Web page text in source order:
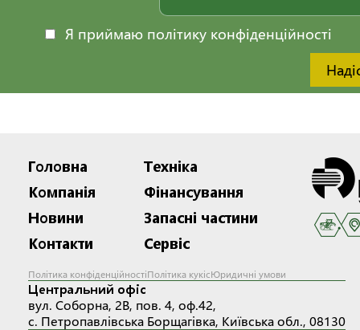
Я приймаю політику конфіденційності
Головна
Компанія
Новини
Контакти
Техніка
Фінансування
Запасні частини
Сервіс
Політика конфіденційностіПолітика кукісЮридичні умови
Центральний офіс
вул. Соборна, 2В, пов. 4, оф.42,
с. Петропавлівська Борщагівка, Київська обл., 08130